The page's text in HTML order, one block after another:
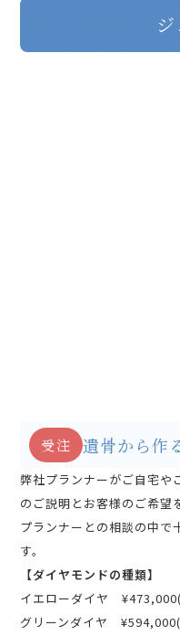
受注 遺骨から作
弊社プランナーがご自宅や
のご説明とお客様のご希望
プランナーとの相談の中で
す。
【ダイヤモンドの種類】
イエローダイヤ
グリーンダイヤ